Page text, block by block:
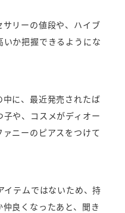
リーの値段や、ハイブ
か把握できるようにな
に、最近発売されたば
や、コスメがディオー
ニーのピアスをつけて
イテムではないため、持
良くなったあと、聞き